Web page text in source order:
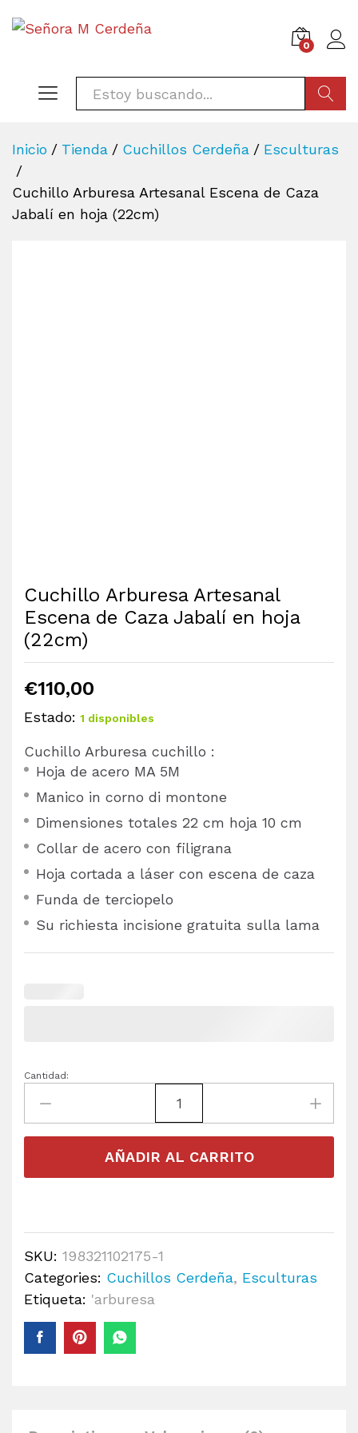
0
Inicio / Tienda / Cuchillos Cerdeña / Esculturas
/
Cuchillo Arburesa Artesanal Escena de Caza
Jabalí en hoja (22cm)
Cuchillo Arburesa Artesanal
Escena de Caza Jabalí en hoja
(22cm)
€110,00
Estado: 1 disponibles
Cuchillo Arburesa cuchillo :
Hoja de acero MA 5M
Manico in corno di montone
Dimensiones totales 22 cm hoja 10 cm
Collar de acero con filigrana
Hoja cortada a láser con escena de caza
Funda de terciopelo
Su richiesta incisione gratuita sulla lama
Cantidad:
AÑADIR AL CARRITO
SKU: 198321102175-1
Categories: Cuchillos Cerdeña, Esculturas
Etiqueta: 'arburesa